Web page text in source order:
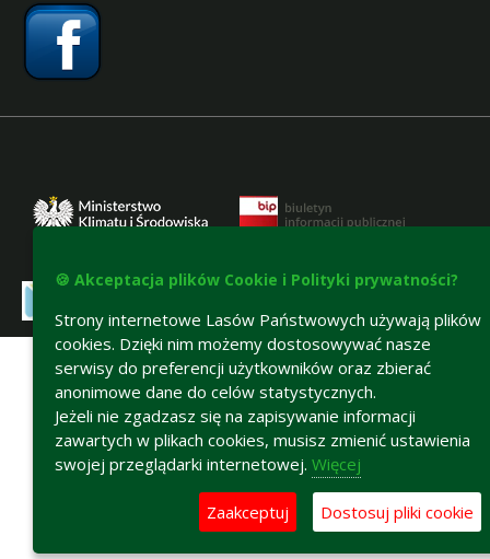
Deklaracja dostępności
🍪 Akceptacja plików Cookie i Polityki prywatności?
Strony internetowe Lasów Państwowych używają plików
cookies. Dzięki nim możemy dostosowywać nasze
serwisy do preferencji użytkowników oraz zbierać
anonimowe dane do celów statystycznych.
Jeżeli nie zgadzasz się na zapisywanie informacji
zawartych w plikach cookies, musisz zmienić ustawienia
swojej przeglądarki internetowej. Więcej
Zaakceptuj Dostosuj pliki cookie